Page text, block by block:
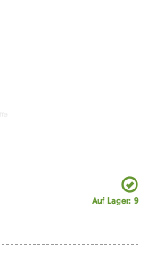
Auf Lager: 9